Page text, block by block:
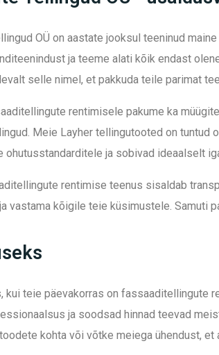
OÜ on aastate jooksul teeninud
ja teeme alati kõik endast
selle nimel, et pakkuda teile parimat
rentimisele pakume ka
Meie Layher tellingutooted on tuntud
ohutusstandarditele ja sobivad ideaalselt
rentimise teenus sisaldab
vastama kõigile teie küsimustele. Samuti
kui teie päevakorras on fassaaditellingute
ja soodsad hinnad teevad
kohta või võtke meiega ühendust, et